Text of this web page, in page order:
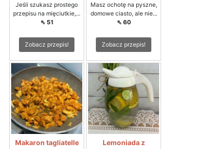
Jeśli szukasz prostego
przepisu na mięciutkie,...
⇖ 51
Zobacz przepis!
Masz ochotę na pyszne,
domowe ciasto, ale nie...
⇖ 60
Zobacz przepis!
Makaron tagliatelle Lemoniada z